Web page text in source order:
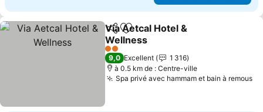
PartagerAjouter à mes favoris
Via Aetcal Hotel &
Wellness
Consulter les prix
2 Étoiles
9,0 Excellent
1 316
à 0.5 km de : Centre-ville
Spa privé avec hammam et bain à remous